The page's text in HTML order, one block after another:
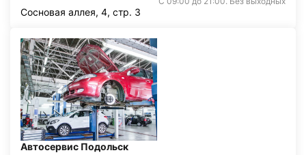
Сосновая аллея, 4, стр. 3
Автосервис Подольск